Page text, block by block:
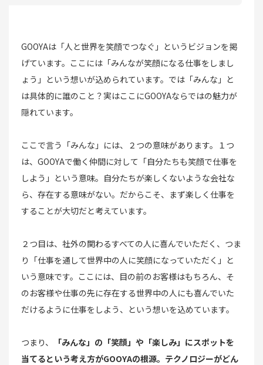
GOOYAは「⼈と世界を笑顔でつなぐ」というビジョンを掲
げています。ここには「みんなが笑顔になる仕事をしまし
ょう」という想いが込められています。では「みんな」と
は具体的に誰のこと？実はここにGOOYAならではの魅力が
隠れています。
ここで言う「みんな」には、２つの意味があります。１つ
は、GOOYAで働く仲間に対して「自分たちも笑顔で仕事を
しよう」という意味。自分たちが楽しくないような会社な
ら、存在する意味がない。だからこそ、まず楽しく仕事を
することが大切だと考えています。
２つ目は、社外の関わるすべての人に喜んでいただく、つま
り「仕事を通して世界中の人に笑顔になっていただく」と
いう意味です。ここには、目の前のお客様はもちろん、そ
のお客様や仕事の先に存在する世界中の人にも喜んでいた
だけるように仕事をしよう、という想いを込めています。
つまり、
「みんな」の「笑顔」や「楽しみ」にスポットを
当てるという考え方がGOOYAの根源。テクノロジーがどん